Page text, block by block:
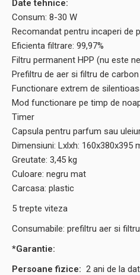
Date tehnice:
Consum: 8-30 W
Recomandat pentru incaperi de
Eficienta filtrare: 99,97%
Filtru permanent HPP (nu este
Prefiltru de aer si filtru de carbon
Functionare extrem de
Mod functionare pe timp de
Timer
Capsula pentru parfum sau
Dimensiuni: Lxlxh: 160x380x395
Greutate: 3,45 kg
Culoare: negru mat
Carcasa: plastic
5 trepte viteza
Consumabile: prefiltru aer si
*Garantie:
Persoane fizice: 2 ani de la